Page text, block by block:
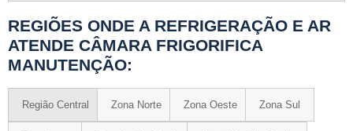
REGIÕES ONDE A REFRIGERAÇÃO E AR
ATENDE CÂMARA FRIGORIFICA
MANUTENÇÃO:
Região Central Zona Norte Zona Oeste Zona Sul